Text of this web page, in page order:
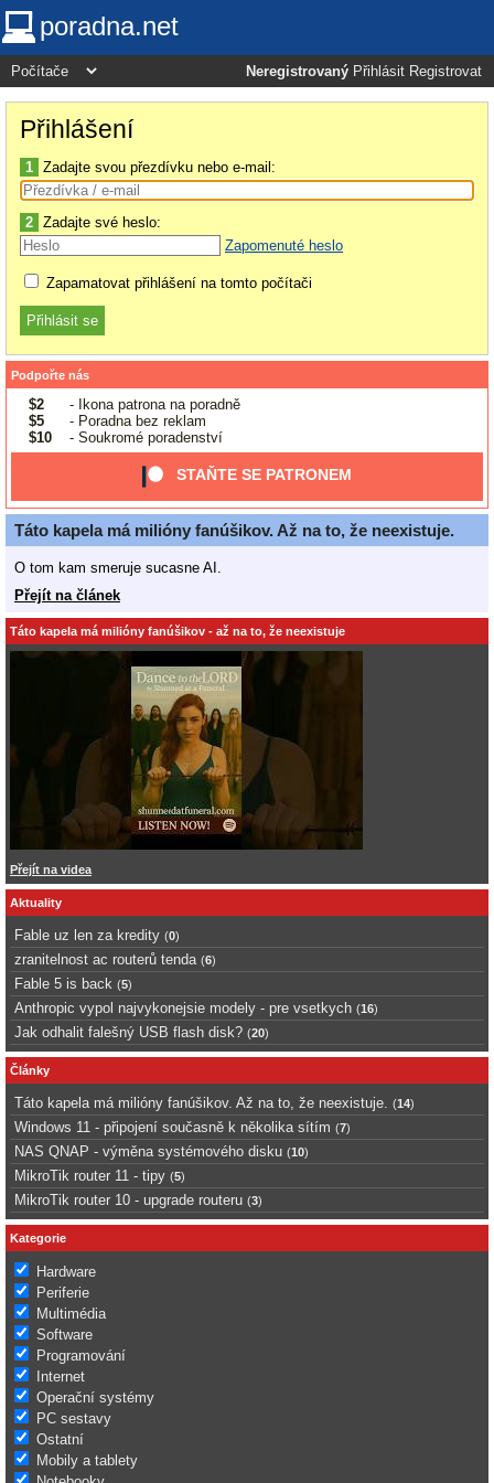
poradna.net
Neregistrovaný Přihlásit Registrovat
Přihlášení
1 Zadajte svou přezdívku nebo e-mail:
2 Zadajte své heslo:
Zapomenuté heslo
Zapamatovat přihlášení na tomto počítači
Podpořte nás
$2
- Ikona patrona na poradně
$5
- Poradna bez reklam
$10
- Soukromé poradenství
STAŇTE SE PATRONEM
Táto kapela má milióny fanúšikov. Až na to, že neexistuje.
O tom kam smeruje sucasne AI.
Přejít na článek
Táto kapela má milióny fanúšikov - až na to, že neexistuje
Přejít na videa
Aktuality
Fable uz len za kredity (0)
zranitelnost ac routerů tenda (6)
Fable 5 is back (5)
Anthropic vypol najvykonejsie modely - pre vsetkych (16)
Jak odhalit falešný USB flash disk? (20)
Články
Táto kapela má milióny fanúšikov. Až na to, že neexistuje. (14)
Windows 11 - připojení současně k několika sítím (7)
NAS QNAP - výměna systémového disku (10)
MikroTik router 11 - tipy (5)
MikroTik router 10 - upgrade routeru (3)
Kategorie
Hardware
Periferie
Multimédia
Software
Programování
Internet
Operační systémy
PC sestavy
Ostatní
Mobily a tablety